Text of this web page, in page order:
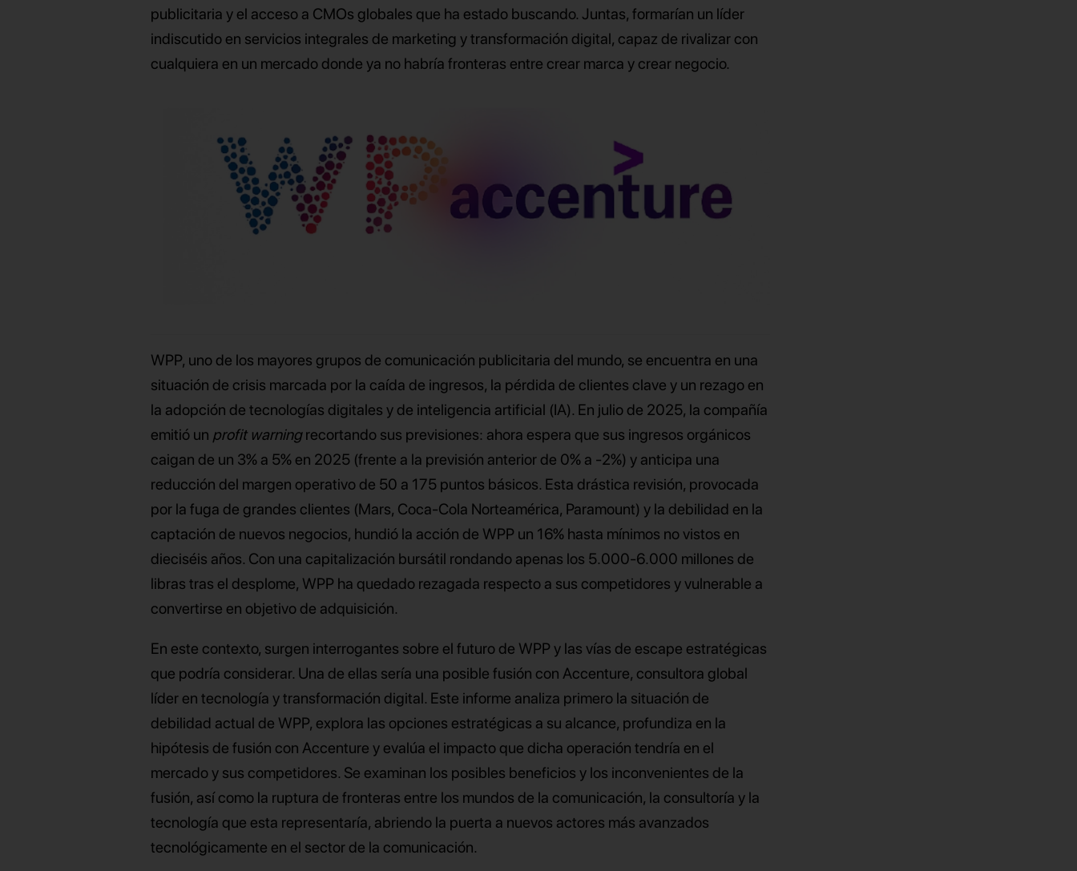
publicitaria y el acceso a CMOs globales que ha estado buscando. Juntas, formarían un líder
indiscutido en servicios integrales de marketing y transformación digital, capaz de rivalizar con
cualquiera en un mercado donde ya no habría fronteras entre crear marca y crear negocio.
WPP, uno de los mayores grupos de comunicación publicitaria del mundo, se encuentra en una
situación de crisis marcada por la caída de ingresos, la pérdida de clientes clave y un rezago en
la adopción de tecnologías digitales y de inteligencia artificial (IA). En julio de 2025, la compañía
emitió un profit warningrecortando sus previsiones: ahora espera que sus ingresos orgánicos
caigan de un 3% a 5% en 2025 (frente a la previsión anterior de 0% a -2%) y anticipa una
reducción del margen operativo de 50 a 175 puntos básicos. Esta drástica revisión, provocada
por la fuga de grandes clientes (Mars, Coca-Cola Norteamérica, Paramount) y la debilidad en la
captación de nuevos negocios, hundió la acción de WPP un 16% hasta mínimos no vistos en
dieciséis años. Con una capitalización bursátil rondando apenas los 5.000-6.000 millones de
libras tras el desplome, WPP ha quedado rezagada respecto a sus competidores y vulnerable a
convertirse en objetivo de adquisición.
En este contexto, surgen interrogantes sobre el futuro de WPP y las vías de escape estratégicas
que podría considerar. Una de ellas sería una posible fusión con Accenture, consultora global
líder en tecnología y transformación digital. Este informe analiza primero la situación de
debilidad actual de WPP, explora las opciones estratégicas a su alcance, profundiza en la
hipótesis de fusión con Accenture y evalúa el impacto que dicha operación tendría en el
mercado y sus competidores. Se examinan los posibles beneficios y los inconvenientes de la
fusión, así como la ruptura de fronteras entre los mundos de la comunicación, la consultoría y la
tecnología que esta representaría, abriendo la puerta a nuevos actores más avanzados
tecnológicamente en el sector de la comunicación.